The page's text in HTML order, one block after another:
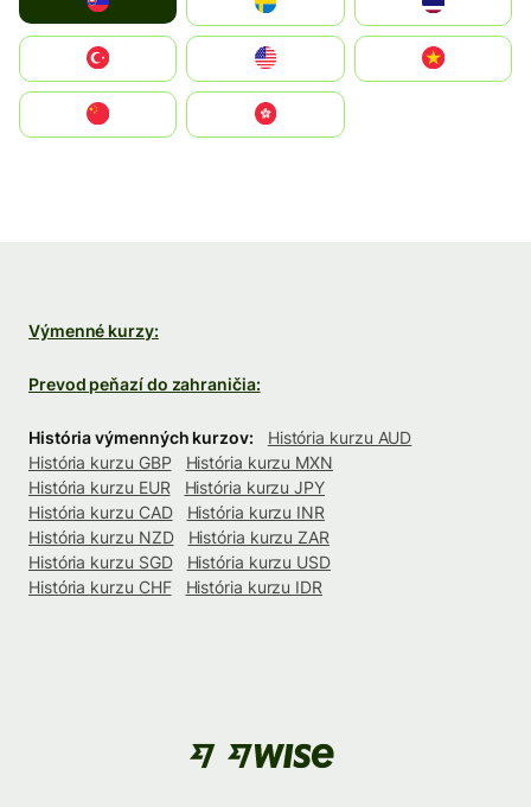
United States
中國香港特別行政區
Výmenné kurzy:
Prevod peňazí do zahraničia:
História výmenných kurzov:
História kurzu AUD
História kurzu GBP
História kurzu MXN
História kurzu EUR
História kurzu JPY
História kurzu CAD
História kurzu INR
História kurzu NZD
História kurzu ZAR
História kurzu SGD
História kurzu USD
História kurzu CHF
História kurzu IDR